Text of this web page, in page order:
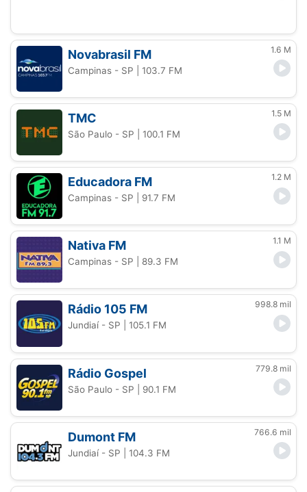
Novabrasil FM 1.6 M
Campinas - SP | 103.7 FM
TMC 1.5 M
São Paulo - SP | 100.1 FM
Educadora FM 1.2 M
Campinas - SP | 91.7 FM
Nativa FM 1.1 M
Campinas - SP | 89.3 FM
Rádio 105 FM 998.8 mil
Jundiaí - SP | 105.1 FM
Rádio Gospel 779.8 mil
São Paulo - SP | 90.1 FM
Dumont FM 766.6 mil
Jundiaí - SP | 104.3 FM